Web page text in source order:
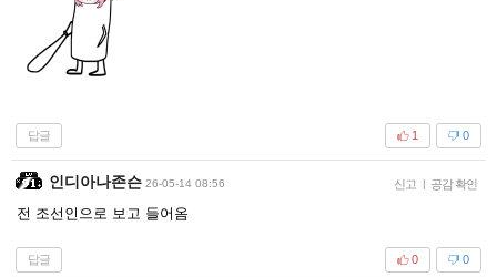
답글 0
1
인디아나존슨 26-05-14 08:56 신고 | 공감 확인
전 조선인으로 보고 들어옴
답글 0
0